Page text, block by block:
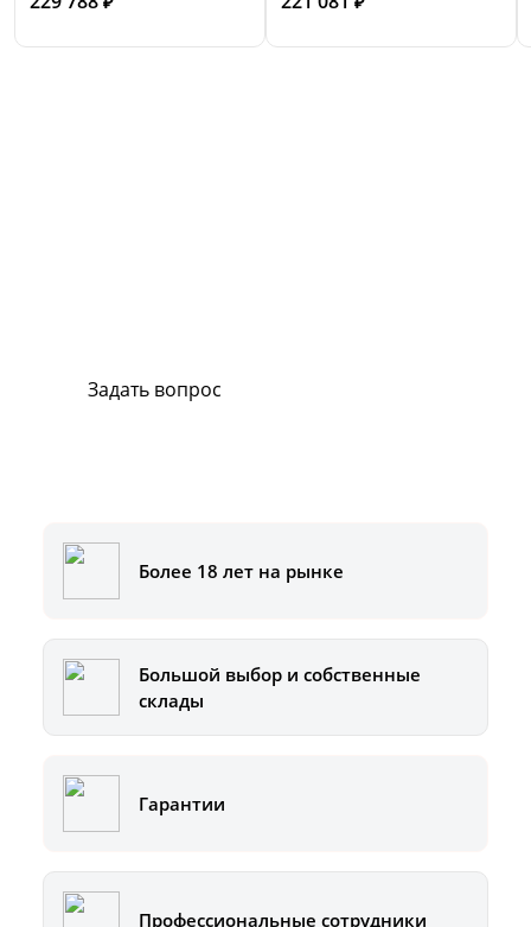
Задать вопрос
Более 18 лет на рынке
Большой выбор и собственные
склады
Гарантии
Профессиональные сотрудники